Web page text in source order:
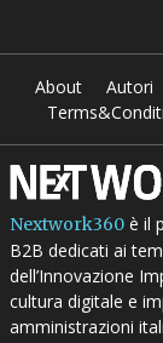
About Autori
Nextwork360è il
B2B dedicati ai
dell’Innovazione
cultura digitale e
amministrazioni